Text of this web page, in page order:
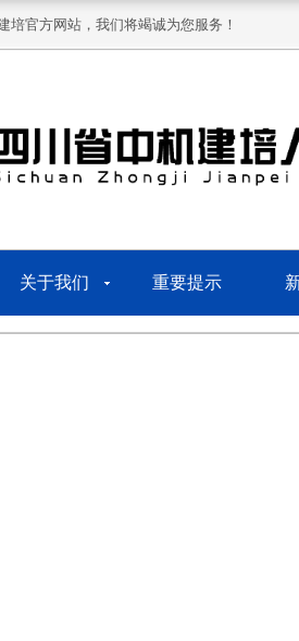
培官方网站，我们将竭诚为您服务！
关于我们 重要提示